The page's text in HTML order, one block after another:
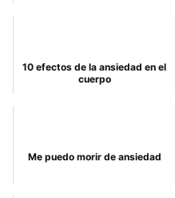
10 efectos de la ansiedad en el
cuerpo
Me puedo morir de ansiedad